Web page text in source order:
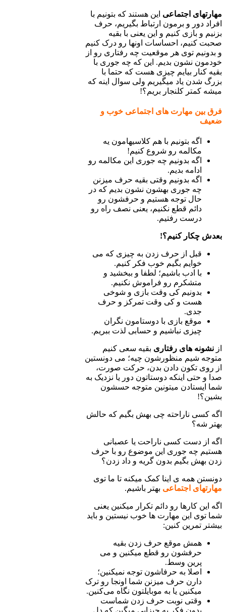
مهارت­های اجتماعی این هستند که بتونیم با
افراد دور و برمون ارتباط بگیریم، حرف
بزنیم و بازی کنیم و این یعنی با بقیه
صحبت کنیم، احساسات اونها رو درک کنیم
و بدونیم توی هر موقعیت چه رفتاری رو از
خودمون نشون بدیم. این که چه جوری با
بقیه کنار بیایم چیزی هست که حتما با
بزرگ شدن یاد می­گیریم ولی سوال اینه که
می­شه کمتر کلنجار بریم؟!
فرق بین مهارت­ های اجتماعی خوب و
ضعیف
اگه بتونیم با هم کلاسی­هامون یه
مکالمه رو شروع کنیم!
اگه بدونیم چه جوری این مکالمه رو
ادامه بدیم.
اگه بدونیم وقتی بقیه حرف می­زنن
چه جوری بهشون نشون بدیم که در
حال توجه هستیم و حرفشون رو
دائم قطع نکنیم، یعنی نصف راه رو
درست رفتیم.
بعدش چکار کنیم؟!
قبل از حرف زدن به چیزی که می
خوایم بگیم خوب فکر کنیم.
با ادب باشیم؛ لطفا و ببخشید و
متشکرم رو فراموش نکنیم.
بدونیم کی وقت بازی و شوخی
هست و کی وقت تمرکز و حرف
جدی.
موقع بازی با دوستامون نگران
چیزی نباشیم و حسابی لذت ببریم.
از نشونه های رفتاری بقیه سعی کنیم
متوجه شیم منظورشون چیه؛ می دونستین
از روی تکون دادن بدن، حرکت صورت،
صدا و حتی اینکه دوستاتون دور یا نزدیک به
شما ایستادن می­تونین متوجه حسشون
بشین؟!
اگه کسی ناراحته چی بهش بگیم که حالش
بهتر شه؟
اگه از دست کسی ناراحت یا عصبانی
هستیم چه جوری این موضوع رو با حرف
زدن بهش بگیم بدون گریه و داد زدن؟
دونستن همه­ ی اینا کمک می­کنه تا ما توی
مهارت­های اجتماعی بهتر باشیم.
اگه این کارها رو دائم تکرار می­کنین یعنی
شما توی این مهارت ­ها خوب نیستین و باید
بیشتر تمرین کنین:
همش موقع حرف زدن بقیه
حرفشون رو قطع می­کنین و می
پرین وسط.
اصلا به حرفاشون توجه نمی­کنین؛
دارن حرف می­زنن شما اونجا رو ترک
می­کنین یا به موبایلتون نگاه می‌کنین.
وقتی نوبت حرف زدن شماست